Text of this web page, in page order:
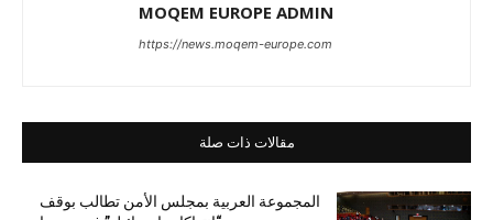
MOQEM EUROPE ADMIN
https://news.moqem-europe.com
مقالات ذات صلة
المجموعة العربية بمجلس الأمن تطالب بوقف